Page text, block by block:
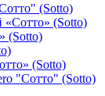
(Sotto)
(Sotto)
(Sotto)
(Sotto)
"Сотто" (Sotto)